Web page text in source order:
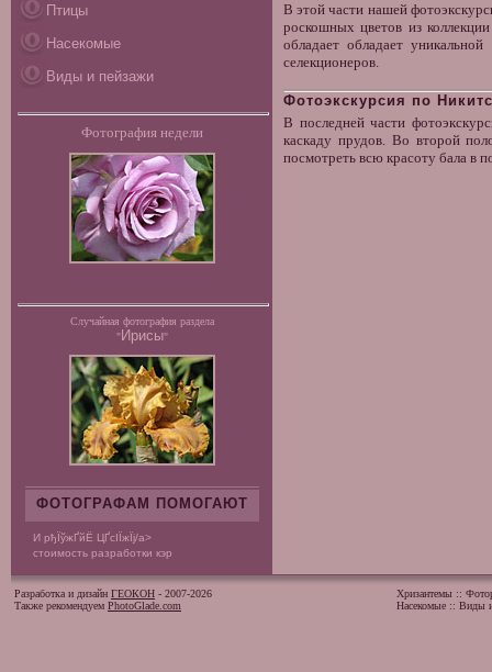
Птицы
Насекомые
Виды и пейзажи
Фотография недели
Случайная фотография раздела
"Ирисы"
ФОТОГРАФАМ ПОМОГАЮТ
И рђЇўжҐ­йЁ ЦҐсІЇ­жЇј/a>
стоимость разработки кэр
В этой части нашей
роскошных цветов из
обладает обладает
селекционеров.
Фотоэкскурсия по
В последней части
каскаду прудов. Во второй
посмотреть всю красоту бала в
Разработка и дизайн ГЕОКОН - 2007-2026
Также рекомендуем PhotoGlade.com
Хризантемы ::
Насекомые :: Виды